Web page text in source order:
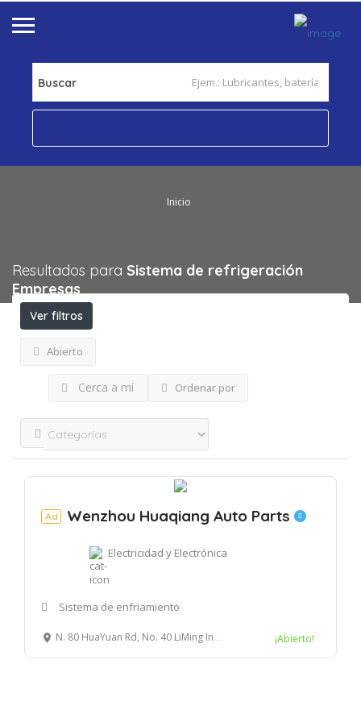
Buscar
Inicio
Resultados para Sistema de refrigeración
Empresas
Ver filtros
Abierto
Cerca a mí Ordenar por
Ad Wenzhou Huaqiang Auto Parts
Electricidad y Electrónica
Sistema de enfriamiento
N. 80 HuaYuan Rd, No. 40 LiMing Industrial Zone, Lucheng District, Wenzhou, China ¡Abierto!